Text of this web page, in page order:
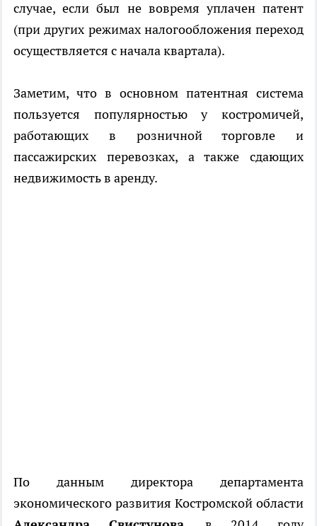
случае, если был не вовремя уплачен патент
(при других режимах налогообложения переход
осуществляется с начала квартала).
Заметим, что в основном патентная система
пользуется популярностью у костромичей,
работающих в розничной торговле и
пассажирских перевозках, а также сдающих
недвижимость в аренду.
По данным директора департамента
экономического развития Костромской области